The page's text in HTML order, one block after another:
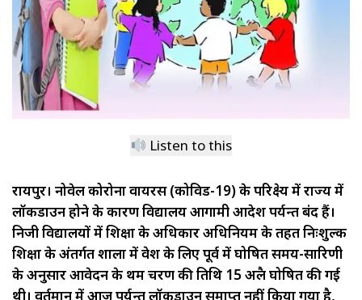
Listen to this
रायपुर। नोवेल कोरोना वायरस (कोविड-19) के परिप्रेक्ष्य में राज्य में
लॉकडाउन होने के कारण विद्यालय आगामी आदेश पर्यन्त बंद हैं।
निजी विद्यालयों में शिक्षा के अधिकार अधिनियम के तहत निःशुल्क
शिक्षा के अंतर्गत शाला में प्रवेश के लिए पूर्व में घोषित समय-सारिणी
के अनुसार आवेदन के प्रथम चरण की तिथि 15 अप्रैल घोषित की गई
थी। वर्तमान में आज पर्यन्त लॉकडाउन समाप्त नहीं किया गया है,